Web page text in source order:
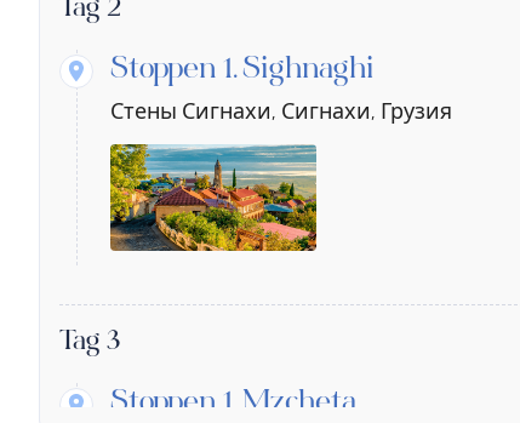
Tag 2
Stoppen 1.Sighnaghi
Стены Сигнахи, Сигнахи, Грузия
Tag 3
Stoppen 1. Mzcheta